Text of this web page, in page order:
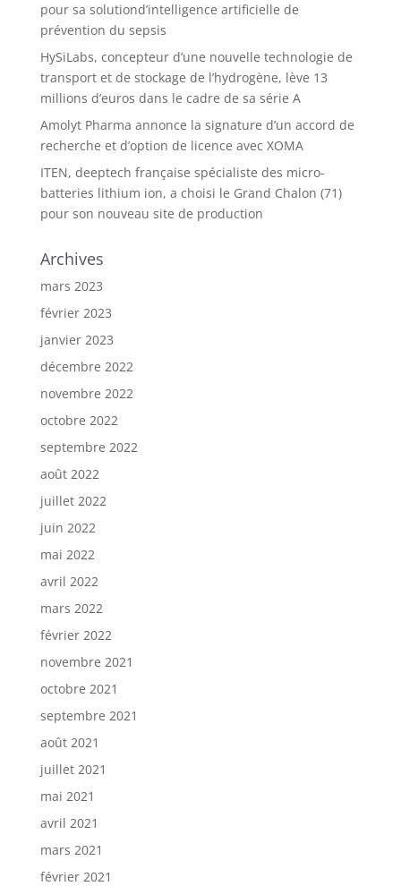
pour sa solutiond’intelligence artificielle de
prévention du sepsis
HySiLabs, concepteur d’une nouvelle technologie de
transport et de stockage de l’hydrogène, lève 13
millions d’euros dans le cadre de sa série A
Amolyt Pharma annonce la signature d’un accord de
recherche et d’option de licence avec XOMA
ITEN, deeptech française spécialiste des micro-
batteries lithium ion, a choisi le Grand Chalon (71)
pour son nouveau site de production
Archives
mars 2023
février 2023
janvier 2023
décembre 2022
novembre 2022
octobre 2022
septembre 2022
août 2022
juillet 2022
juin 2022
mai 2022
avril 2022
mars 2022
février 2022
novembre 2021
octobre 2021
septembre 2021
août 2021
juillet 2021
mai 2021
avril 2021
mars 2021
février 2021